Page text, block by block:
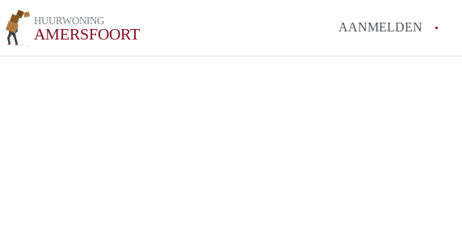
HUURWONING
AMERSFOORT AANMELDEN